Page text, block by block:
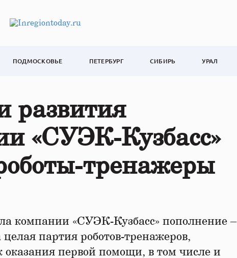
ПОДМОСКОВЬЕ ПЕТЕРБУРГ СИБИРЬ УРАЛ
развития
«СУЭК-Кузбасс»
тренажеры
компании «СУЭК-Кузбасс» пополнение –
партия роботов-тренажеров,
оказания первой помощи, в том числе и